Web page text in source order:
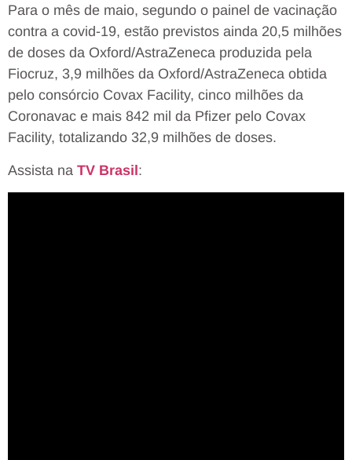
Para o mês de maio, segundo o painel de vacinação
contra a covid-19, estão previstos ainda 20,5 milhões
de doses da Oxford/AstraZeneca produzida pela
Fiocruz, 3,9 milhões da Oxford/AstraZeneca obtida
pelo consórcio Covax Facility, cinco milhões da
Coronavac e mais 842 mil da Pfizer pelo Covax
Facility, totalizando 32,9 milhões de doses.
Assista na TV Brasil: